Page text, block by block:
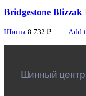
Bridgestone Blizzak
Шины 8 732 ₽ + Add
Шинный центр